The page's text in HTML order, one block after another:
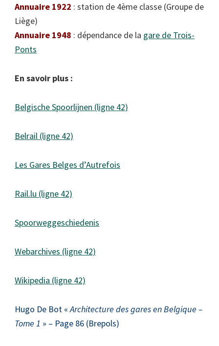
Annuaire 1922 : station de 4ème classe (Groupe de
Liège)
Annuaire 1948 : dépendance de la gare de Trois-
Ponts
En savoir plus :
Belgische Spoorlijnen (ligne 42)
Belrail (ligne 42)
Les Gares Belges d’Autrefois
Rail.lu (ligne 42)
Spoorweggeschiedenis
Webarchives (ligne 42)
Wikipedia (ligne 42)
Hugo De Bot «Architecture des gares en Belgique –
Tome 1 » – Page 86 (Brepols)